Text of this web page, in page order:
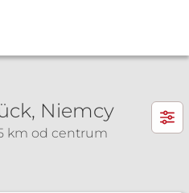
Paderborn
płodności
×
Niemcy
km od centrum